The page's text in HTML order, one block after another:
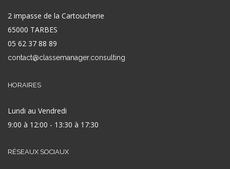
2 impasse de la Cartoucherie
65000 TARBES
05 62 37 88 89
contact@classemanager.consulting
HORAIRES
Lundi au Vendredi
9:00 à 12:00 - 13:30 à 17:30
RÉSEAUX SOCIAUX